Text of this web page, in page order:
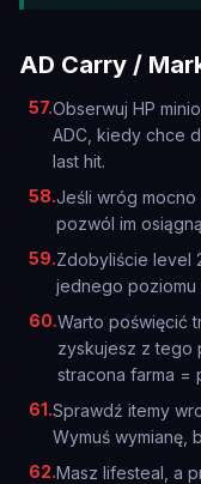
AD Carry /
57.Obserwuj HP
ADC, kiedy chce
last hit.
58.Jeśli wróg
pozwól im
59.Zdobyliście level
jednego poziomu
60.Warto poświęcić
zyskujesz z tego
stracona farma =
61.Sprawdź itemy
Wymuś wymianę,
62.Masz lifesteal, a